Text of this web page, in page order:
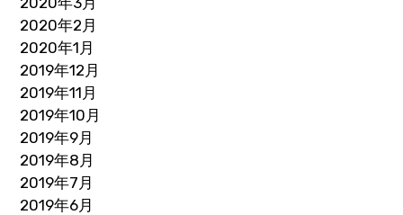
2020年2月
2020年1月
2019年12月
2019年11月
2019年10月
2019年9月
2019年8月
2019年7月
2019年6月